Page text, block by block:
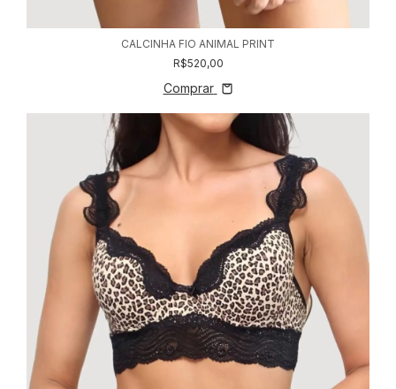
CALCINHA FIO ANIMAL PRINT
R$520,00
Comprar